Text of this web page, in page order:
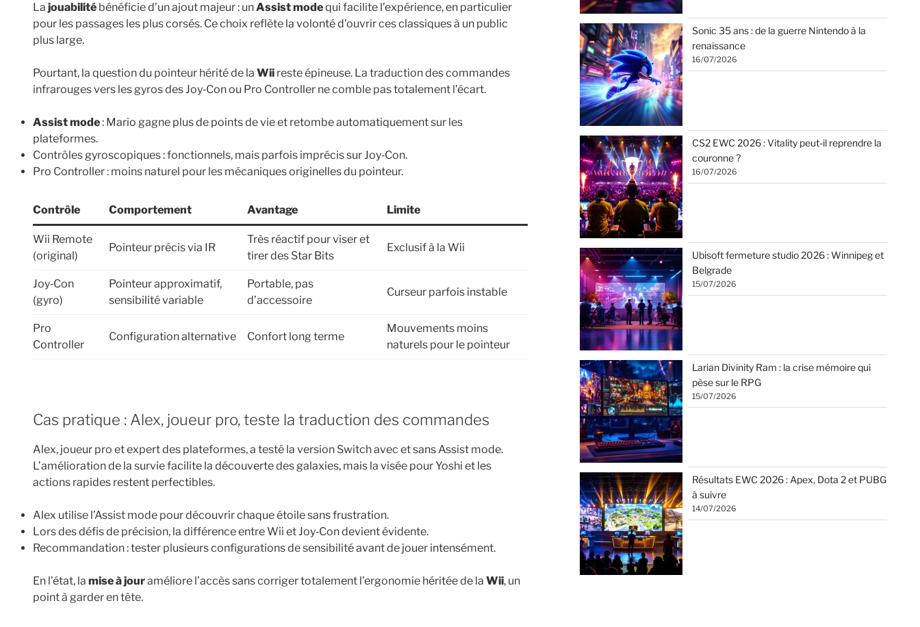
La jouabilité bénéficie d’un ajout majeur : unAssist modequi facilite l’expérience, en particulier
pour les passages les plus corsés. Ce choix reflète la volonté d’ouvrir ces classiques à un public
plus large.
Pourtant, la question du pointeur hérité de la Wii reste épineuse. La traduction des commandes
infrarouges vers les gyros des Joy‑Con ou Pro Controller ne comble pas totalement l’écart.
Assist mode: Mario gagne plus de points de vie et retombe automatiquement sur les
plateformes.
Contrôles gyroscopiques : fonctionnels, mais parfois imprécis sur Joy‑Con.
Pro Controller : moins naturel pour les mécaniques originelles du pointeur.
Contrôle Comportement Avantage Limite
Wii Remote
(original)
Pointeur précis via IR
Très réactif pour viser et
tirer des Star Bits
Exclusif à la Wii
Joy‑Con
(gyro)
Pointeur approximatif,
sensibilité variable
Portable, pas
d’accessoire
Curseur parfois instable
Pro
Controller
Configuration alternative Confort long terme
Mouvements moins
naturels pour le pointeur
Cas pratique : Alex, joueur pro, teste la traduction des commandes
Alex, joueur pro et expert des plateformes, a testé la version Switch avec et sans Assist mode.
L’amélioration de la survie facilite la découverte des galaxies, mais la visée pour Yoshi et les
actions rapides restent perfectibles.
Alex utilise l’Assist mode pour découvrir chaque étoile sans frustration.
Lors des défis de précision, la différence entre Wii et Joy‑Con devient évidente.
Recommandation : tester plusieurs configurations de sensibilité avant de jouer intensément.
En l’état, la mise à jouraméliore l’accès sans corriger totalement l’ergonomie héritée de la Wii, un
point à garder en tête.
Sonic 35 ans : de la guerre Nintendo à la
renaissance
16/07/2026
CS2 EWC 2026 : Vitality peut-il reprendre la
couronne ?
16/07/2026
Ubisoft fermeture studio 2026 : Winnipeg et
Belgrade
15/07/2026
Larian Divinity Ram : la crise mémoire qui
pèse sur le RPG
15/07/2026
Résultats EWC 2026 : Apex, Dota 2 et PUBG
à suivre
14/07/2026